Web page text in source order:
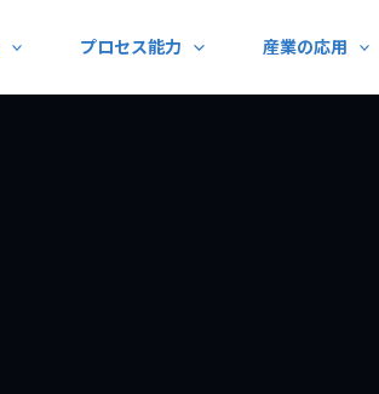
プロセス能力 産業の応用